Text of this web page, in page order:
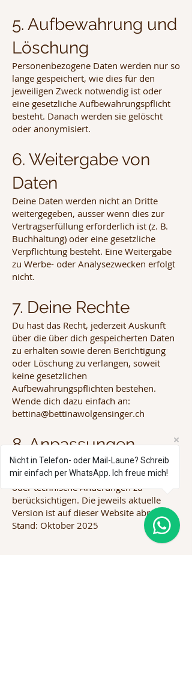
5. Aufbewahrung und
Löschung
Personenbezogene Daten werden nur so
lange gespeichert, wie dies für den
jeweiligen Zweck notwendig ist oder
eine gesetzliche Aufbewahrungspflicht
besteht. Danach werden sie gelöscht
oder anonymisiert.
6. Weitergabe von
Daten
Deine Daten werden nicht an Dritte
weitergegeben, ausser wenn dies zur
Vertragserfüllung erforderlich ist (z. B.
Buchhaltung) oder eine gesetzliche
Verpflichtung besteht. Eine Weitergabe
zu Werbe- oder Analysezwecken erfolgt
nicht.
7. Deine Rechte
Du hast das Recht, jederzeit Auskunft
über die über dich gespeicherten Daten
zu erhalten sowie deren Berichtigung
oder Löschung zu verlangen, soweit
keine gesetzlichen
Aufbewahrungspflichten bestehen.
Wende dich dazu einfach an:
bettina@bettinawolgensinger.ch
8. Anpassungen
Diese Datenschutzerklärung kann bei
Bedarf angepasst werden, um rechtliche
oder technische Änderungen zu
berücksichtigen. Die jeweils aktuelle
Version ist auf dieser Website abrufbar.
Stand: Oktober 2025
Nicht in Telefon- oder Mail-Laune? Schreib
mir einfach per WhatsApp. Ich freue mich!